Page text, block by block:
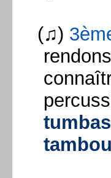
(♫)
tumbas